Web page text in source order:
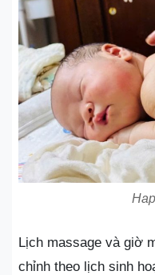
Lịch massage và giờ
chỉnh theo lịch sinh